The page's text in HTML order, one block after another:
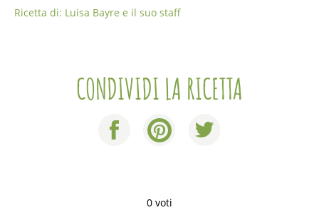
Ricetta di: Luisa Bayre e il suo staff
CONDIVIDI LA RICETTA
0 voti